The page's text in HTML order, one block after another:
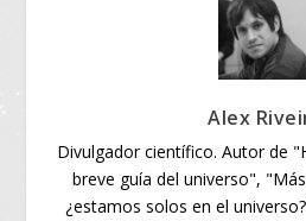
Alex
Divulgador científico. Autor de
breve guía del universo",
¿estamos solos en el